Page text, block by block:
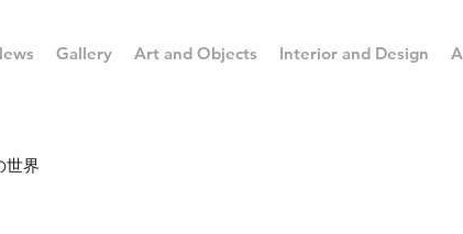
Gallery Art and Objects Interior and Design
世界